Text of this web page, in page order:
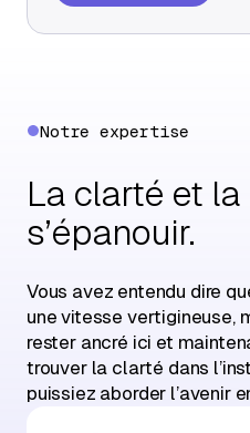
Notre expertise
La clarté et
s’épanouir.
Vous avez entendu dire
une vitesse vertigineuse,
rester ancré ici et
trouver la clarté dans
puissiez aborder l’avenir